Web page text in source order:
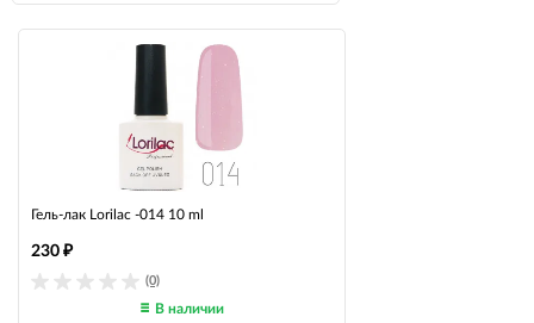
Гель-лак Lorilac -014 10 ml
(0)
230 ₽
В наличии